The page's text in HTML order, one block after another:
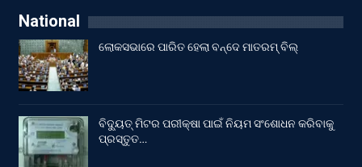
National
ଲୋକସଭାରେ ପାରିତ ହେଲା ବନ୍ଦେ ମାତରମ୍‌ ବିଲ୍‌
ବିଦ୍ୟୁତ୍ ମିଟର ପରୀକ୍ଷା ପାଇଁ ନିୟମ ସଂଶୋଧନ କରିବାକୁ
ପ୍ରସ୍ତୁତ…